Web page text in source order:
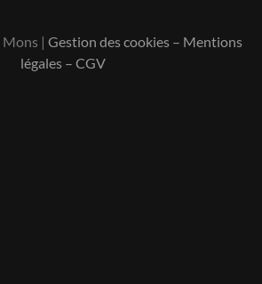
| Gestion des cookies– Mentions
légales – CGV